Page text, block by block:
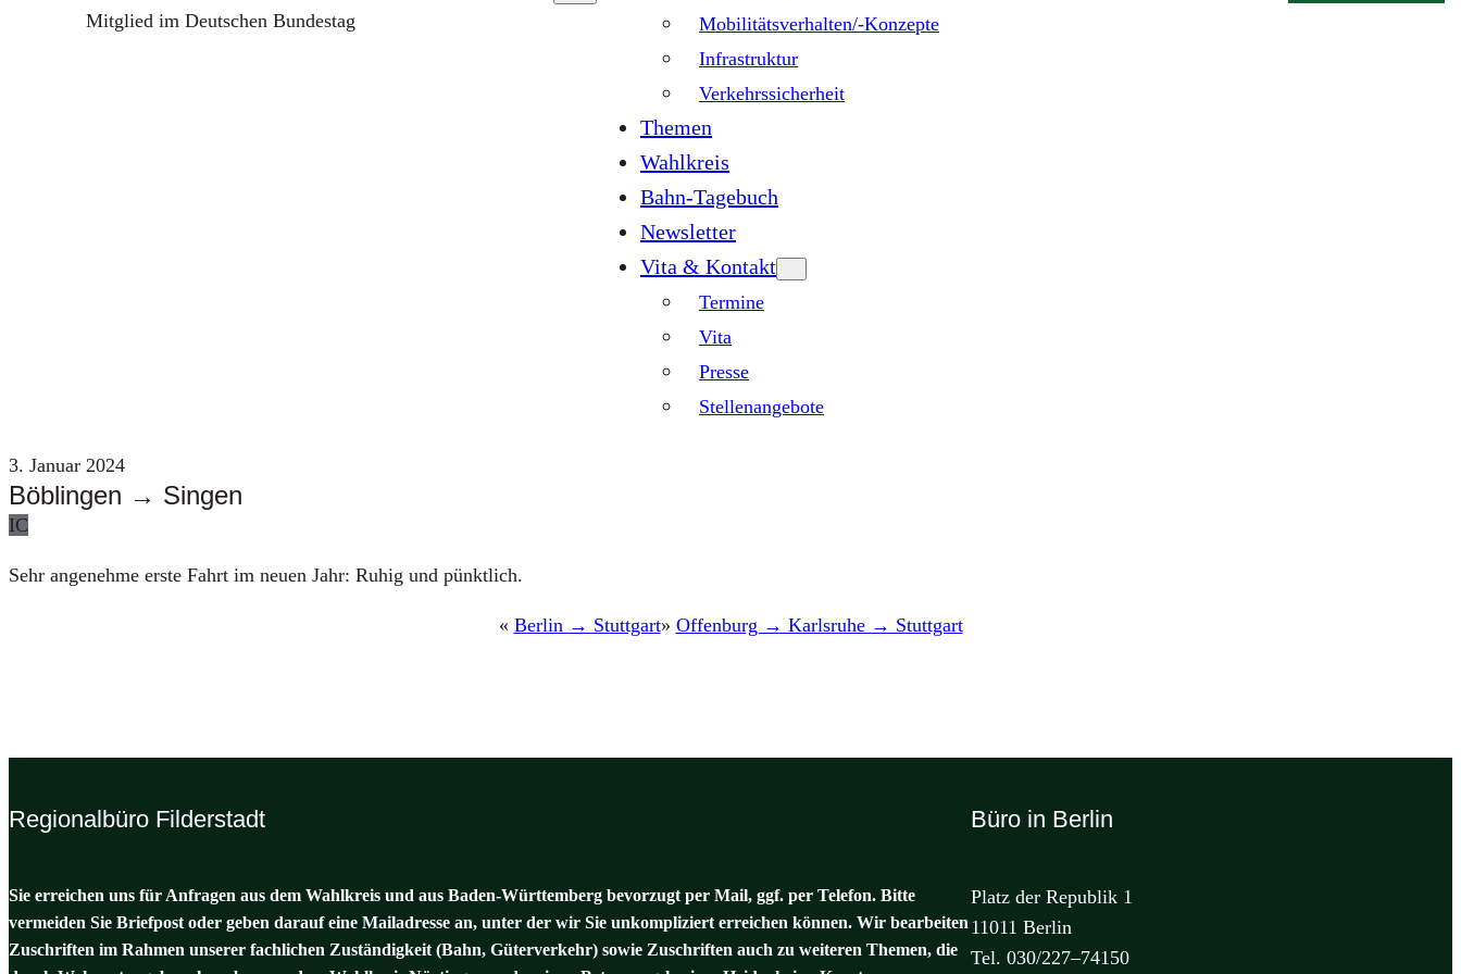
Mitglied im Deutschen Bundestag
Mobilitätsverhalten/-Konzepte
Infrastruktur
Verkehrssicherheit
Themen
Wahlkreis
Bahn-Tagebuch
Newsletter
Vita & Kontakt
Termine
Vita
Presse
Stellenangebote
3. Januar 2024
Böblingen → Singen
IC
Sehr ange­neh­me ers­te Fahrt im neu­en Jahr: Ruhig und pünkt­lich.
« Berlin → Stuttgart» Offenburg → Karlsruhe → Stuttgart
Regionalbüro Filderstadt
Sie erreichen uns für Anfragen aus dem Wahlkreis und aus Baden-Württemberg bevorzugt per Mail, ggf. per Telefon. Bitte
vermeiden Sie Briefpost oder geben darauf eine Mailadresse an, unter der wir Sie unkompliziert erreichen können. Wir bearbeiten
Zuschriften im Rahmen unserer fachlichen Zuständigkeit (Bahn, Güterverkehr) sowie Zuschriften auch zu weiteren Themen, die
Büro in Berlin
Platz der Republik 1
11011 Berlin
Tel. 030/227–74150